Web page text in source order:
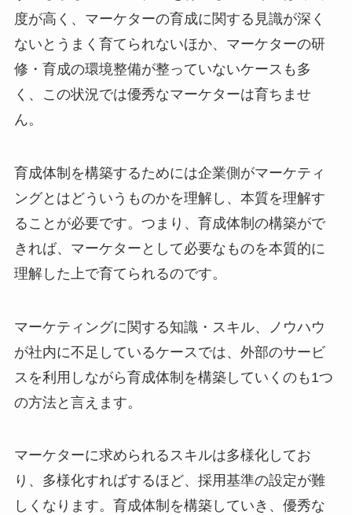
度が高く、マーケターの育成に関する見識が深く
ないとうまく育てられないほか、マーケターの研
修・育成の環境整備が整っていないケースも多
く、この状況では優秀なマーケターは育ちませ
ん。
育成体制を構築するためには企業側がマーケティ
ングとはどういうものかを理解し、本質を理解す
ることが必要です。つまり、育成体制の構築がで
きれば、マーケターとして必要なものを本質的に
理解した上で育てられるのです。
マーケティングに関する知識・スキル、ノウハウ
が社内に不足しているケースでは、外部のサービ
スを利用しながら育成体制を構築していくのも1つ
の方法と言えます。
マーケターに求められるスキルは多様化してお
り、多様化すればするほど、採用基準の設定が難
しくなります。育成体制を構築していき、優秀な